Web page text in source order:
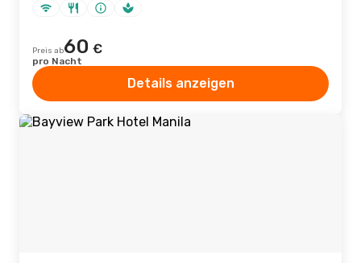
Preis ab60 €
pro Nacht
Details anzeigen